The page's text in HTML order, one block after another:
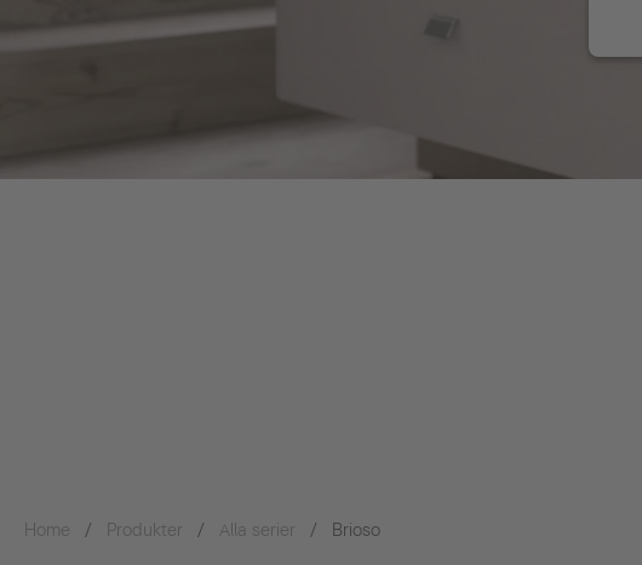
Home Produkter Alla serier Brioso